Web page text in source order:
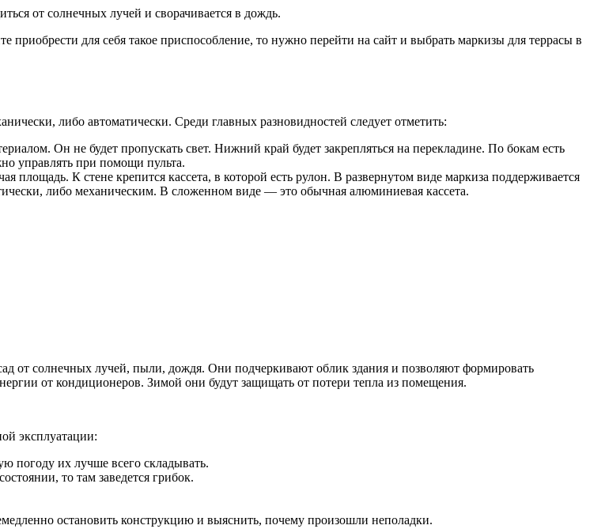
от солнечных лучей и сворачивается в дождь.
для себя такое приспособление, то нужно перейти на сайт и выбрать маркизы для террасы в
либо автоматически. Среди главных разновидностей следует отметить:
Он не будет пропускать свет. Нижний край будет закрепляться на перекладине. По бокам есть
управлять при помощи пульта.
площадь. К стене крепится кассета, в которой есть рулон. В развернутом виде маркиза поддерживается
либо механическим. В сложенном виде — это обычная алюминиевая кассета.
от солнечных лучей, пыли, дождя. Они подчеркивают облик здания и позволяют формировать
от кондиционеров. Зимой они будут защищать от потери тепла из помещения.
эксплуатации:
погоду их лучше всего складывать.
то там заведется грибок.
остановить конструкцию и выяснить, почему произошли неполадки.